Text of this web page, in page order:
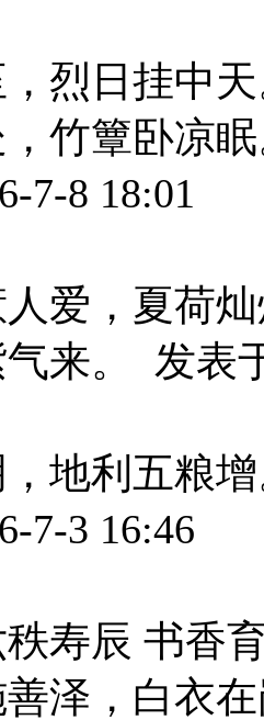
烈日挂中
竹簟卧凉
7-8 18:01
爱，夏荷
来。 发表
地利五粮
7-3 16:46
寿辰 书香
泽，白衣